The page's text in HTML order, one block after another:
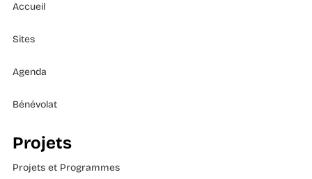
Accueil
Sites
Agenda
Bénévolat
Projets
Projets et Programmes